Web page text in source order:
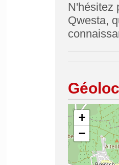
N'hésitez
Qwesta,
+
−